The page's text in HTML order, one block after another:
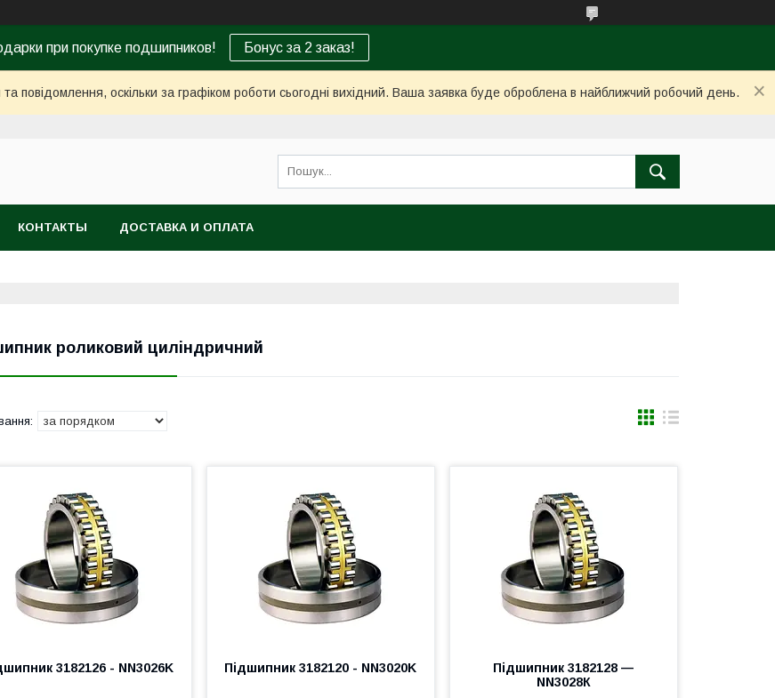
при покупке подшипников! Бонус за 2 заказ!
повідомлення, оскільки за графіком роботи сьогодні вихідний. Ваша заявка буде оброблена в найближчий робочий день.
КОНТАКТЫ ДОСТАВКА И ОПЛАТА
роликовий циліндричний
3182126 - NN3026K Підшипник 3182120 - NN3020K
Підшипник 3182128 —
NN3028К